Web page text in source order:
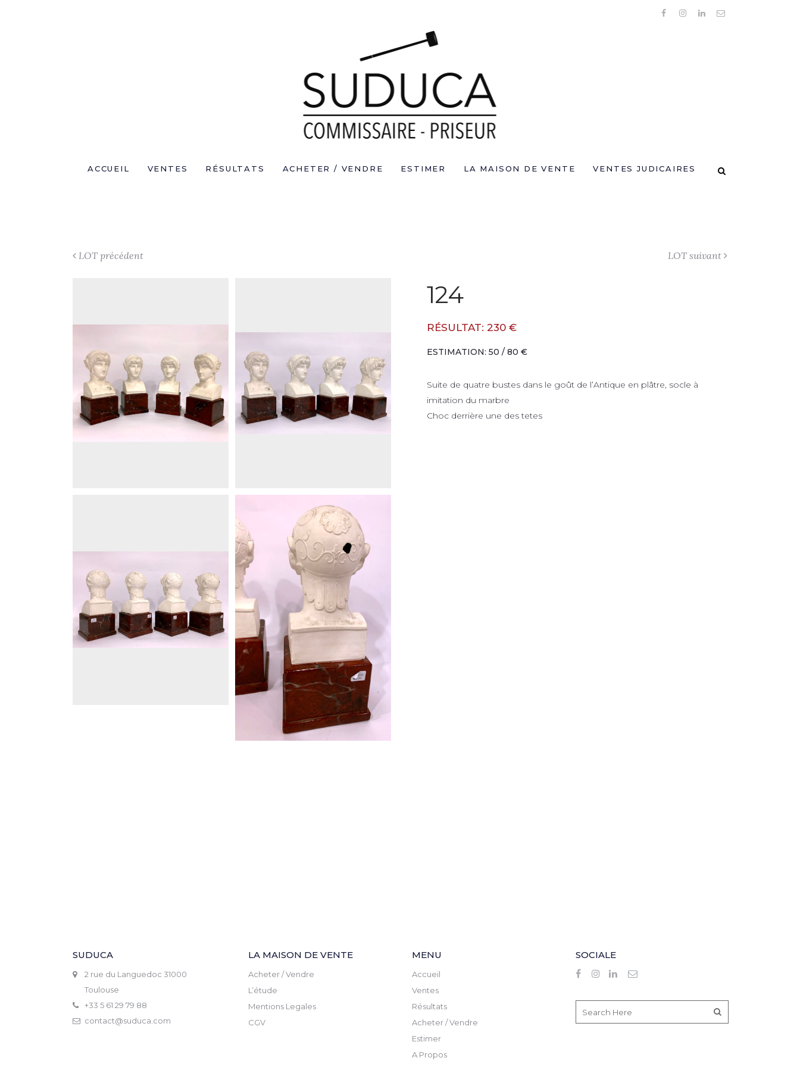
ACCUEIL VENTES RÉSULTATS ACHETER / VENDRE ESTIMER LA MAISON DE VENTE VENTES JUDICAIRES
LOT précédent LOT suivant
124
RÉSULTAT: 230 €
ESTIMATION: 50 / 80 €
Suite de quatre bustes dans le goût de l’Antique en plâtre, socle à
imitation du marbre
Choc derrière une des tetes
SUDUCA
2 rue du Languedoc 31000
Toulouse
+33 5 61 29 79 88
contact@suduca.com
LA MAISON DE VENTE
Acheter / Vendre
L’étude
Mentions Legales
CGV
MENU
Accueil
Ventes
Résultats
Acheter / Vendre
Estimer
A Propos
SOCIALE